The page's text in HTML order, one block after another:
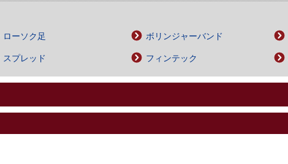
ローソク足 ボリンジャーバンド
スプレッド フィンテック